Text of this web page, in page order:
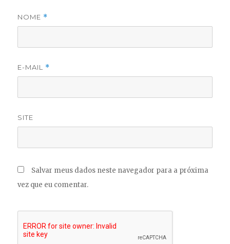
NOME *
E-MAIL *
SITE
Salvar meus dados neste navegador para a próxima
vez que eu comentar.